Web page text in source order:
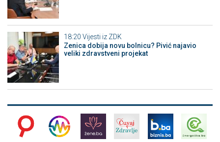
18:20 Vijesti iz ZDK
Zenica dobija novu bolnicu? Pivić najavio
veliki zdravstveni projekat